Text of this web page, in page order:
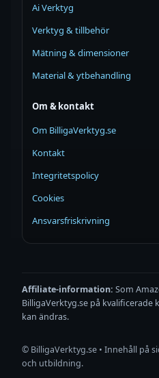
Ai Verktyg
Verktyg & tillbehör
Mätning & dimensioner
Material & ytbehandling
Om & kontakt
Om BilligaVerktyg.se
Kontakt
Integritetspolicy
Cookies
Ansvarsfriskrivning
Affiliate-information: Som
BilligaVerktyg.se på
kan ändras.
© BilligaVerktyg.se • Innehåll på
och utbildning.